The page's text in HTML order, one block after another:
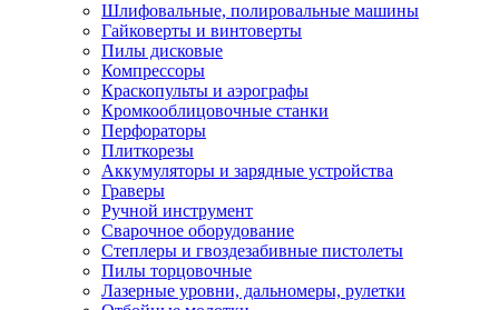
Шлифовальные, полировальные машины
Гайковерты и винтоверты
Пилы дисковые
Компрессоры
Краскопульты и аэрографы
Кромкооблицовочные станки
Перфораторы
Плиткорезы
Аккумуляторы и зарядные устройства
Граверы
Ручной инструмент
Сварочное оборудование
Степлеры и гвоздезабивные пистолеты
Пилы торцовочные
Лазерные уровни, дальномеры, рулетки